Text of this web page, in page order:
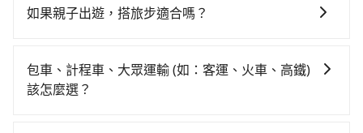
再用5分鐘出站、等待車站前排班的計程車，搭上小黃後
鐘，假設3位同行，高鐵加轉乘之平均每人花費為1,380
元。不過，台中市少部分小黃司機不按表收費，看乘客
$115~205承租小轎車，每公里再額外加收$3.2，從台中
返回），雖已將eTag和可能的每小時40元路邊停車費用
預估進去，但額外的汽車保險與可能的罰單都需自付。
灣大車隊、Uber、Line Taxi、Yoxi等，如果在路邊攔不
照里程跳錶計算，價格約為4,050~4,900元間，但如改預
約tripool可省高達$800。但如果要考慮到回程，嘉義縣
如果親子出遊，搭旅步適合嗎？
椅及兒童用增高墊供您選購(租借300元/個)，讓您和孩子
出遊時安全更有保障。
包車、計程車、大眾運輸 (如：客運、火車、高鐵)
該怎麼選？